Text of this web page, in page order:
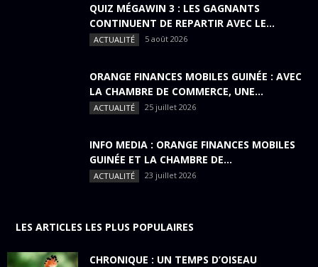
QUIZ MÉGAWIN 3 : LES GAGNANTS
CONTINUENT DE REPARTIR AVEC LE...
ACTUALITÉ 5 août 2026
ORANGE FINANCES MOBILES GUINÉE : AVEC
LA CHAMBRE DE COMMERCE, UNE...
ACTUALITÉ 25 juillet 2026
INFO MEDIA : ORANGE FINANCES MOBILES
GUINÉE ET LA CHAMBRE DE...
ACTUALITÉ 23 juillet 2026
LES ARTICLES LES PLUS POPULAIRES
CHRONIQUE : UN TEMPS D’OISEAU